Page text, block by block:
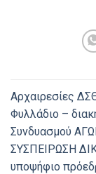
Αρχαιρεσίες
Φυλλάδιο –
Συνδυασμού
ΣΥΣΠΕΙΡΩΣΗ
υποψήφιο